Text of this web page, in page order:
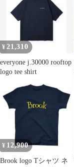
¥ 21,310
everyone j.30000 rooftop
logo tee shirt
¥ 12,900
Brook logo Tシャツ ネ